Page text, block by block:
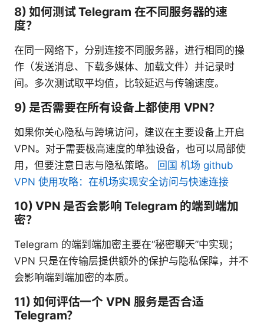
8) 如何测试 Telegram 在不同服务器的速
度？
在同一网络下，分别连接不同服务器，进行相同的操
作（发送消息、下载多媒体、加载文件）并记录时
间。多次测试取平均值，比较延迟与传输速度。
9) 是否需要在所有设备上都使用 VPN？
如果你关心隐私与跨境访问，建议在主要设备上开启
VPN。对于需要极高速度的单独设备，也可以局部使
用，但要注意日志与隐私策略。 回国 机场 github
VPN 使用攻略：在机场实现安全访问与快速连接
10) VPN 是否会影响 Telegram 的端到端加
密？
Telegram 的端到端加密主要在“秘密聊天”中实现；
VPN 只是在传输层提供额外的保护与隐私保障，并不
会影响端到端加密的本质。
11) 如何评估一个 VPN 服务是否合适
Telegram？